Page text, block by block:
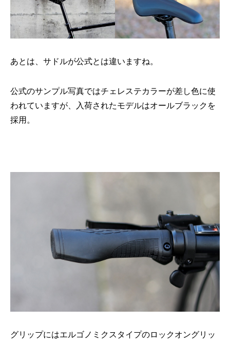
あとは、サドルが公式とは違いますね。
公式のサンプル写真ではチェレステカラーが差し色に使
われていますが、入荷されたモデルはオールブラックを
採用。
グリップにはエルゴノミクスタイプのロックオングリッ